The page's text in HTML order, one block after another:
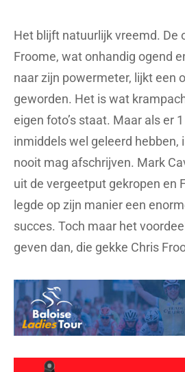
Het blijft natuurlijk vreemd. De
Froome, wat onhandig ogend
naar zijn powermeter, lijkt een
geworden. Het is wat
eigen foto’s staat. Maar als er
inmiddels wel geleerd hebben,
nooit mag afschrijven. Mark
uit de vergeetput gekropen en
legde op zijn manier een
succes. Toch maar het
geven dan, die gekke Chris